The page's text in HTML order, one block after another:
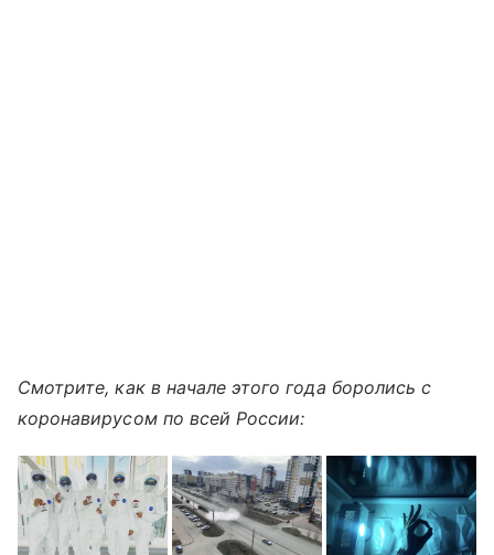
Смотрите, как в начале этого года боролись с
коронавирусом по всей России: